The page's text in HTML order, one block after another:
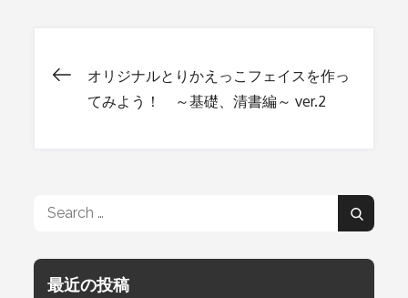
投
ナ
ビ
オリジナルとりかえっこフェイスを作っ
てみよう！ ～基礎、清書編～ ver.2
Search
Search
最近の投稿